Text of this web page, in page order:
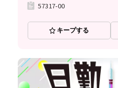
57317-00
キープする